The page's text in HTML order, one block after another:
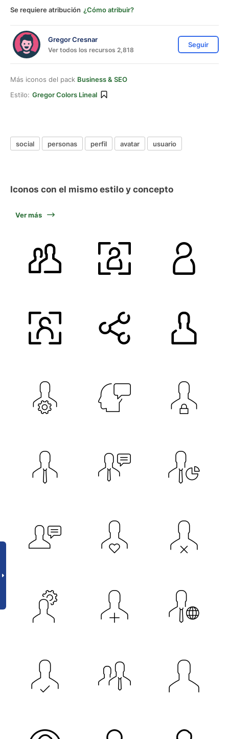
Se requiere atribución ¿Cómo atribuir?
Gregor Cresnar
Ver todos los recursos 2,818
Seguir
Más iconos del pack Business & SEO
Estilo: Gregor Colors Lineal
social personas perfil avatar usuario
Iconos con el mismo estilo y concepto
Ver más